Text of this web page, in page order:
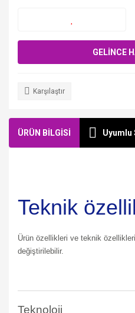
GELİNCE
Karşılaştır
ÜRÜN BİLGİSİ Uyumlu
Teknik
Ürün özellikleri ve teknik
değiştirilebilir.
Teknoloji